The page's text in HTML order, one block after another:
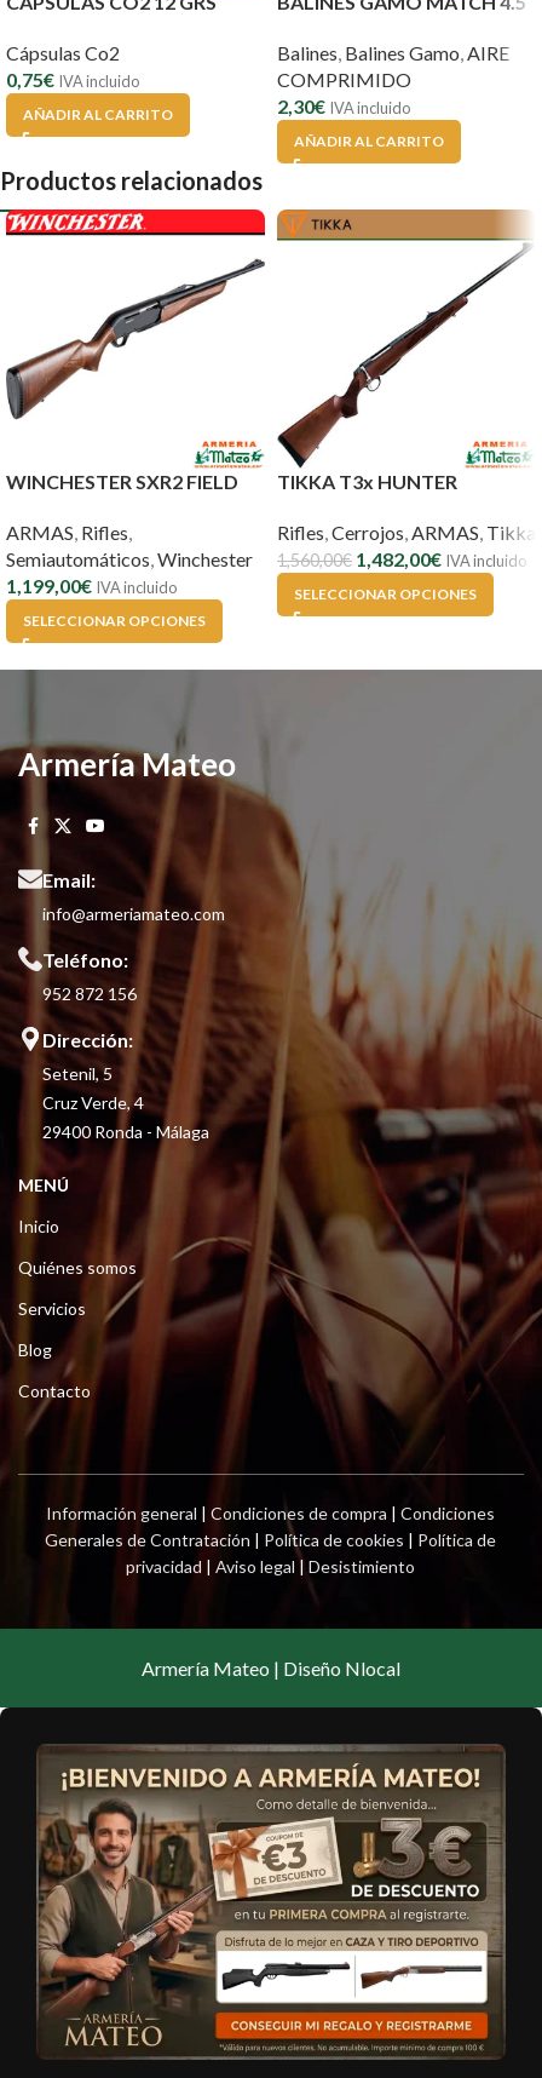
Cápsulas Co2
0,75€ IVA incluido
AÑADIR AL CARRITO
Balines, Balines Gamo,AIRE
COMPRIMIDO
2,30€ IVA incluido
AÑADIR AL CARRITO
Productos relacionados
WINCHESTER SXR2 FIELD
ARMAS, Rifles,
Semiautomáticos,Winchester
1,199,00€ IVA incluido
SELECCIONAR OPCIONES
TIKKA T3x HUNTER
Rifles,Cerrojos,ARMAS, Tikka
1,560,00€ 1,482,00€ IVA incluido
SELECCIONAR OPCIONES
Armería Mateo
Email:
info@armeriamateo.com
Teléfono:
952 872 156
Dirección:
Setenil, 5
Cruz Verde, 4
29400 Ronda - Málaga
MENÚ
Inicio
Quiénes somos
Servicios
Blog
Contacto
Información general |Condiciones de compra |Condiciones
Generales de Contratación
Política de cookies
Política de
privacidad |Aviso legal |Desistimiento
Armería Mateo | Diseño Nlocal